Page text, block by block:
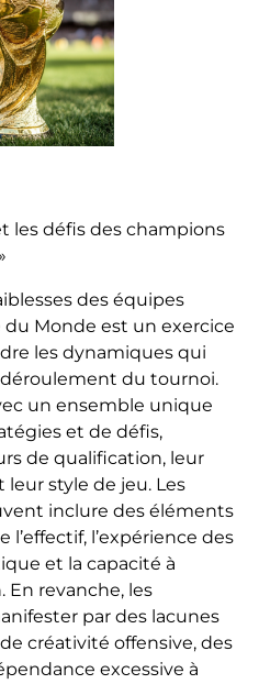
les défis des champions
des équipes
Monde est un exercice
les dynamiques qui
du tournoi.
un ensemble unique
et de défis,
de qualification, leur
style de jeu. Les
inclure des éléments
l’expérience des
et la capacité à
En revanche, les
par des lacunes
créativité offensive, des
excessive à